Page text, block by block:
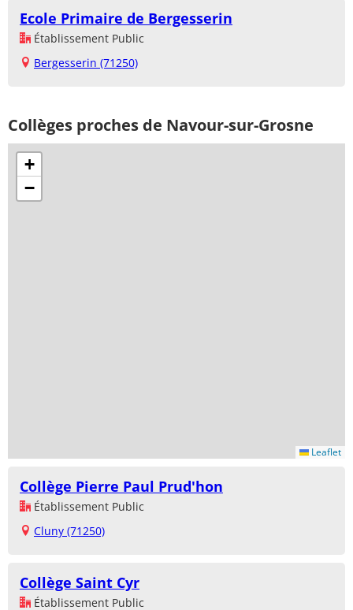
Ecole Primaire de Bergesserin
Établissement Public
Bergesserin (71250)
Collèges proches de Navour-sur-Grosne
+
−
Leaflet
Collège Pierre Paul Prud'hon
Établissement Public
Cluny (71250)
Collège Saint Cyr
Établissement Public